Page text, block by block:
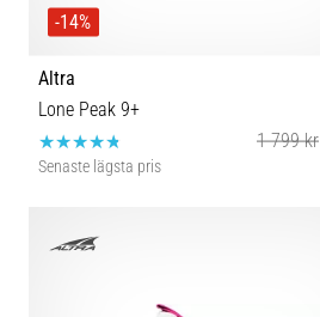
-14%
Altra
Lone Peak 9+
1 799 kr
Senaste lägsta pris